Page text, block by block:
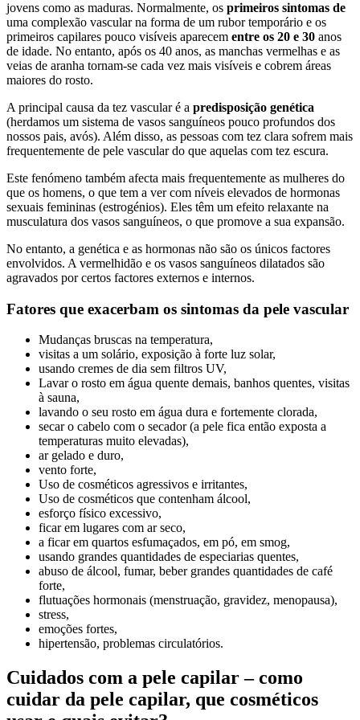
jovens como as maduras. Normalmente, os primeiros sintomas de
uma complexão vascular na forma de um rubor temporário e os
primeiros capilares pouco visíveis aparecem entre os 20 e 30 anos
de idade. No entanto, após os 40 anos, as manchas vermelhas e as
veias de aranha tornam-se cada vez mais visíveis e cobrem áreas
maiores do rosto.
A principal causa da tez vascular é a predisposição genética
(herdamos um sistema de vasos sanguíneos pouco profundos dos
nossos pais, avós). Além disso, as pessoas com tez clara sofrem mais
frequentemente de pele vascular do que aquelas com tez escura.
Este fenómeno também afecta mais frequentemente as mulheres do
que os homens, o que tem a ver com níveis elevados de hormonas
sexuais femininas (estrogénios). Eles têm um efeito relaxante na
musculatura dos vasos sanguíneos, o que promove a sua expansão.
No entanto, a genética e as hormonas não são os únicos factores
envolvidos. A vermelhidão e os vasos sanguíneos dilatados são
agravados por certos factores externos e internos.
Fatores que exacerbam os sintomas da pele vascular
Mudanças bruscas na temperatura,
visitas a um solário, exposição à forte luz solar,
usando cremes de dia sem filtros UV,
Lavar o rosto em água quente demais, banhos quentes, visitas
à sauna,
lavando o seu rosto em água dura e fortemente clorada,
secar o cabelo com o secador (a pele fica então exposta a
temperaturas muito elevadas),
ar gelado e duro,
vento forte,
Uso de cosméticos agressivos e irritantes,
Uso de cosméticos que contenham álcool,
esforço físico excessivo,
ficar em lugares com ar seco,
a ficar em quartos esfumaçados, em pó, em smog,
usando grandes quantidades de especiarias quentes,
abuso de álcool, fumar, beber grandes quantidades de café
forte,
flutuações hormonais (menstruação, gravidez, menopausa),
stress,
emoções fortes,
hipertensão, problemas circulatórios.
Cuidados com a pele capilar – como
cuidar da pele capilar, que cosméticos